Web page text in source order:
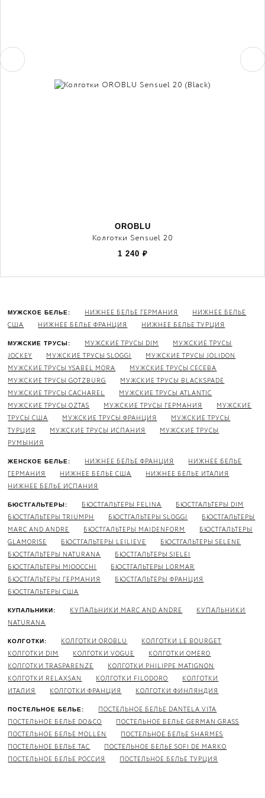
OROBLU
Колготки Sensuel 20
1 240 ₽
МУЖСКОЕ БЕЛЬЕ: НИЖНЕЕ БЕЛЬЕ ГЕРМАНИЯ
НИЖНЕЕ БЕЛЬЕ
США
НИЖНЕЕ БЕЛЬЕ ФРАНЦИЯ НИЖНЕЕ БЕЛЬЕ ТУРЦИЯ
МУЖСКИЕ ТРУСЫ: МУЖСКИЕ ТРУСЫ DIM
МУЖСКИЕ ТРУСЫ
JOCKEY
МУЖСКИЕ ТРУСЫ SLOGGI
МУЖСКИЕ ТРУСЫ JOLIDON
МУЖСКИЕ ТРУСЫ YSABEL MORA
МУЖСКИЕ ТРУСЫ CECEBA
МУЖСКИЕ ТРУСЫ GOTZBURG
МУЖСКИЕ ТРУСЫ BLACKSPADE
МУЖСКИЕ ТРУСЫ CACHAREL
МУЖСКИЕ ТРУСЫ ATLANTIC
МУЖСКИЕ ТРУСЫ OZTAS
МУЖСКИЕ ТРУСЫ ГЕРМАНИЯ
МУЖСКИЕ
ТРУСЫ США
МУЖСКИЕ ТРУСЫ ФРАНЦИЯ
МУЖСКИЕ ТРУСЫ
ТУРЦИЯ
МУЖСКИЕ ТРУСЫ ИСПАНИЯ
МУЖСКИЕ ТРУСЫ
РУМЫНИЯ
ЖЕНСКОЕ БЕЛЬЕ: НИЖНЕЕ БЕЛЬЕ ФРАНЦИЯ
НИЖНЕЕ БЕЛЬЕ
ГЕРМАНИЯ
НИЖНЕЕ БЕЛЬЕ США
НИЖНЕЕ БЕЛЬЕ ИТАЛИЯ
НИЖНЕЕ БЕЛЬЕ ИСПАНИЯ
БЮСТГАЛЬТЕРЫ: БЮСТГАЛЬТЕРЫ FELINA
БЮСТГАЛЬТЕРЫ DIM
БЮСТГАЛЬТЕРЫ TRIUMPH
БЮСТГАЛЬТЕРЫ SLOGGI
БЮСТГАЛЬТЕРЫ
MARC AND ANDRE
БЮСТГАЛЬТЕРЫ MAIDENFORM
БЮСТГАЛЬТЕРЫ
GLAMORISE
БЮСТГАЛЬТЕРЫ LEILIEVE
БЮСТГАЛЬТЕРЫ SELENE
БЮСТГАЛЬТЕРЫ NATURANA
БЮСТГАЛЬТЕРЫ SIELEI
БЮСТГАЛЬТЕРЫ MIOOCCHI
БЮСТГАЛЬТЕРЫ LORMAR
БЮСТГАЛЬТЕРЫ ГЕРМАНИЯ
БЮСТГАЛЬТЕРЫ ФРАНЦИЯ
БЮСТГАЛЬТЕРЫ США
КУПАЛЬНИКИ: КУПАЛЬНИКИ MARC AND ANDRE
КУПАЛЬНИКИ
NATURANA
КОЛГОТКИ: КОЛГОТКИ OROBLU
КОЛГОТКИ LE BOURGET
КОЛГОТКИ DIM
КОЛГОТКИ VOGUE
КОЛГОТКИ OMERO
КОЛГОТКИ TRASPARENZE
КОЛГОТКИ PHILIPPE MATIGNON
КОЛГОТКИ RELAXSAN
КОЛГОТКИ FILODORO
КОЛГОТКИ
ИТАЛИЯ
КОЛГОТКИ ФРАНЦИЯ КОЛГОТКИ ФИНЛЯНДИЯ
ПОСТЕЛЬНОЕ БЕЛЬЕ:
ПОСТЕЛЬНОЕ БЕЛЬЕ DANTELA VITA
ПОСТЕЛЬНОЕ БЕЛЬЕ DO&CO
ПОСТЕЛЬНОЕ БЕЛЬЕ GERMAN GRASS
ПОСТЕЛЬНОЕ БЕЛЬЕ MOLLEN
ПОСТЕЛЬНОЕ БЕЛЬЕ SHARMES
ПОСТЕЛЬНОЕ БЕЛЬЕ TAC
ПОСТЕЛЬНОЕ БЕЛЬЕ SOFI DE MARKO
ПОСТЕЛЬНОЕ БЕЛЬЕ РОССИЯ
ПОСТЕЛЬНОЕ БЕЛЬЕ ТУРЦИЯ